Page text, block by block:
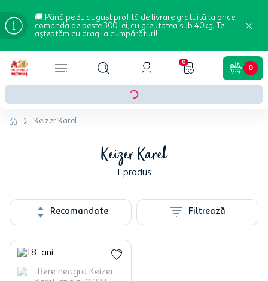
🚚 Până pe 31 august profită de livrare gratuită la orice
comandă de peste 300 lei, cu greutatea sub 40kg. Te
așteptăm cu drag la cumpărături!
0
0
Keizer Karel
Keizer Karel
1 produs
Recomandate Filtrează